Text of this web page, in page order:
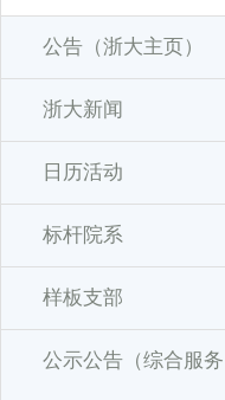
公告（浙大主页）
浙大新闻
日历活动
标杆院系
样板支部
公示公告（综合服务